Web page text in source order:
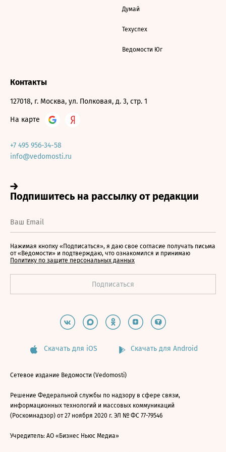
Думай
Техуспех
Ведомости Юг
Контакты
127018, г. Москва, ул. Полковая, д. 3, стр. 1
На карте
+7 495 956-34-58
info@vedomosti.ru
Нажимая кнопку «Подписаться», я даю свое согласие получать письма
от «Ведомости» и подтверждаю, что ознакомился и принимаю
Политику по защите персональных данных
Скачать для iOS Скачать для Android
Сетевое издание Ведомости (Vedomosti)
Решение Федеральной службы по надзору в сфере связи,
информационных технологий и массовых коммуникаций
(Роскомнадзор) от 27 ноября 2020 г. ЭЛ № ФС 77-79546
Учредитель: АО «Бизнес Ньюс Медиа»